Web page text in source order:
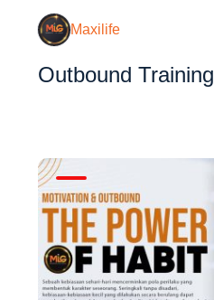
Maxilife
Outbound Training